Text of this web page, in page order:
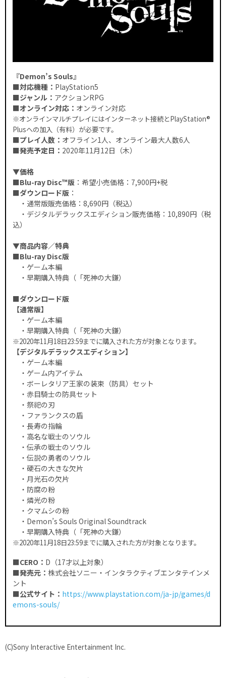
『Demon’s Souls』
■対応機種： PlayStation5
■ジャンル： アクションRPG
■オンライン対応： オンライン対応
※オンラインマルチプレイにはインターネット接続とPlayStation®
Plusへの加入（有料）が必要です。
■プレイ人数： オフライン1人、オンライン最大人数6人
■発売予定日： 2020年11月12日（木）
▼価格
■Blu-ray Disc™版 ：希望小売価格：7,900円+税
■ダウンロード版 ：
・通常版販売価格：8,690円（税込）
・デジタルデラックスエディション販売価格：10,890円（税
込）
▼商品内容／特典
■Blu-ray Disc版
・ゲーム本編
・早期購入特典（「死神の大鎌）
■ダウンロード版
【通常版】
・ゲーム本編
・早期購入特典（「死神の大鎌）
※2020年11月18日23:59までに購入された方が対象となります。
【デジタルデラックスエディション】
・ゲーム本編
・ゲーム内アイテム
・ボーレタリア王家の装束（防具）セット
・赤目騎士の防具セット
・祭祀の刃
・ファランクスの盾
・長寿の指輪
・高名な戦士のソウル
・伝承の戦士のソウル
・伝説の勇者のソウル
・硬石の大きな欠片
・月光石の欠片
・防腐の粉
・燐光の粉
・クマムシの粉
・Demon’s Souls Original Soundtrack
・早期購入特典（「死神の大鎌）
※2020年11月18日23:59までに購入された方が対象となります。
■CERO： D（17才以上対象）
■発売元： 株式会社ソニー・インタラクティブエンタテインメ
ント
■公式サイト： https://www.playstation.com/ja-jp/games/d
emons-souls/
(C)Sony Interactive Entertainment Inc.